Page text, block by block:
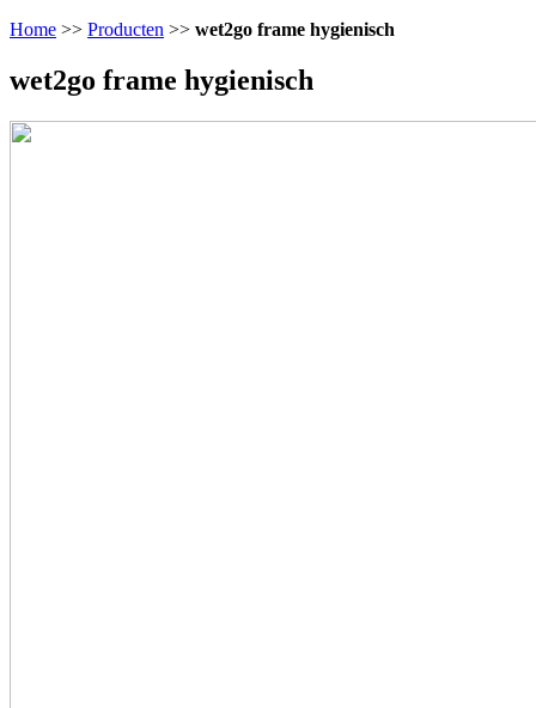
Home >> Producten >> wet2go frame hygienisch
wet2go frame hygienisch